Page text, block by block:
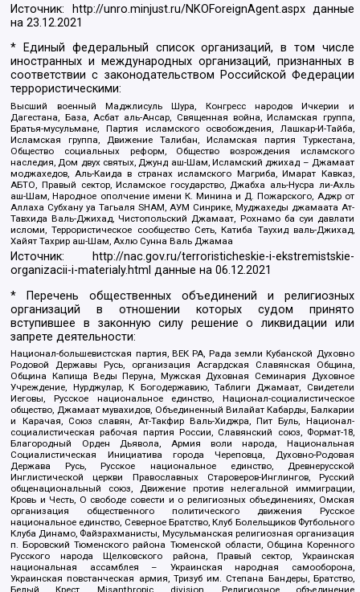
Источник: http://unro.minjust.ru/NKOForeignAgent.aspxданные
на23.12.2021
* Единый федеральный список организаций, в том числе
иностранных и международных организаций, признанных в
соответствии с законодательством Российской Федерации
террористическими:
Высший военный Маджлисуль Шура, Конгресс народов Ичкерии и
Дагестана, База, Асбат аль-Ансар, Священная война, Исламская группа,
Братья-мусульмане, Партия исламского освобождения, Лашкар-И-Тайба,
Исламская группа, Движение Талибан, Исламская партия Туркестана,
Общество социальных реформ, Общество возрождения исламского
наследия, Дом двух святых, Джунд аш-Шам, Исламский джихад – Джамаат
моджахедов, Аль-Каида в странах исламского Магриба, Имарат Кавказ,
АБТО, Правый сектор, Исламское государство, Джабха аль-Нусра ли-Ахль
аш-Шам, Народное ополчение имени К. Минина и Д. Пожарского, Аджр от
Аллаха Субхану уа Тагьаля SHAM, АУМ Синрике, Муджахеды джамаата Ат-
Тавхида Валь-Джихад, Чистопольский Джамаат, Рохнамо ба суи давлати
исломи, Террористическое сообщество Сеть, Катиба Таухид валь-Джихад,
Хайят Тахрир аш-Шам, Ахлю Сунна Валь Джамаа
Источник:
http://nac.gov.ru/terroristicheskie-i-ekstremistskie-
organizacii-i-materialy.html данные на06.12.2021
* Перечень общественных объединений и религиозных
организаций в отношении которых судом принято
вступившее в законную силу решение о ликвидации или
запрете деятельности:
Национал-большевистская партия, ВЕК РА, Рада земли Кубанской Духовно
Родовой Державы Русь, организация Асгардская Славянская Община,
Община Капища Веды Перуна, Мужская Духовная Семинария Духовное
Учреждение, Нурджулар, К Богодержавию, Таблиги Джамаат, Свидетели
Иеговы, Русское национальное единство, Национал-социалистическое
общество, Джамаат мувахидов, Объединенный Вилайат Кабарды, Балкарии
и Карачая, Союз славян, Ат-Такфир Валь-Хиджра, Пит Буль, Национал-
социалистическая рабочая партия России, Славянский союз, Формат-18,
Благородный Орден Дьявола, Армия воли народа, Национальная
Социалистическая Инициатива города Череповца, Духовно-Родовая
Держава Русь, Русское национальное единство, Древнерусской
Инглистической церкви Православных Староверов-Инглингов, Русский
общенациональный союз, Движение против нелегальной иммиграции,
Кровь и Честь, О свободе совести и о религиозных объединениях, Омская
организация общественного политического движения Русское
национальное единство, Северное Братство, Клуб Болельщиков Футбольного
Клуба Динамо, Файзрахманисты, Мусульманская религиозная организация
п. Боровский Тюменского района Тюменской области, Община Коренного
Русского народа Щелковского района, Правый сектор, Украинская
национальная ассамблея – Украинская народная самооборона,
Украинская повстанческая армия, Тризуб им. Степана Бандеры, Братство,